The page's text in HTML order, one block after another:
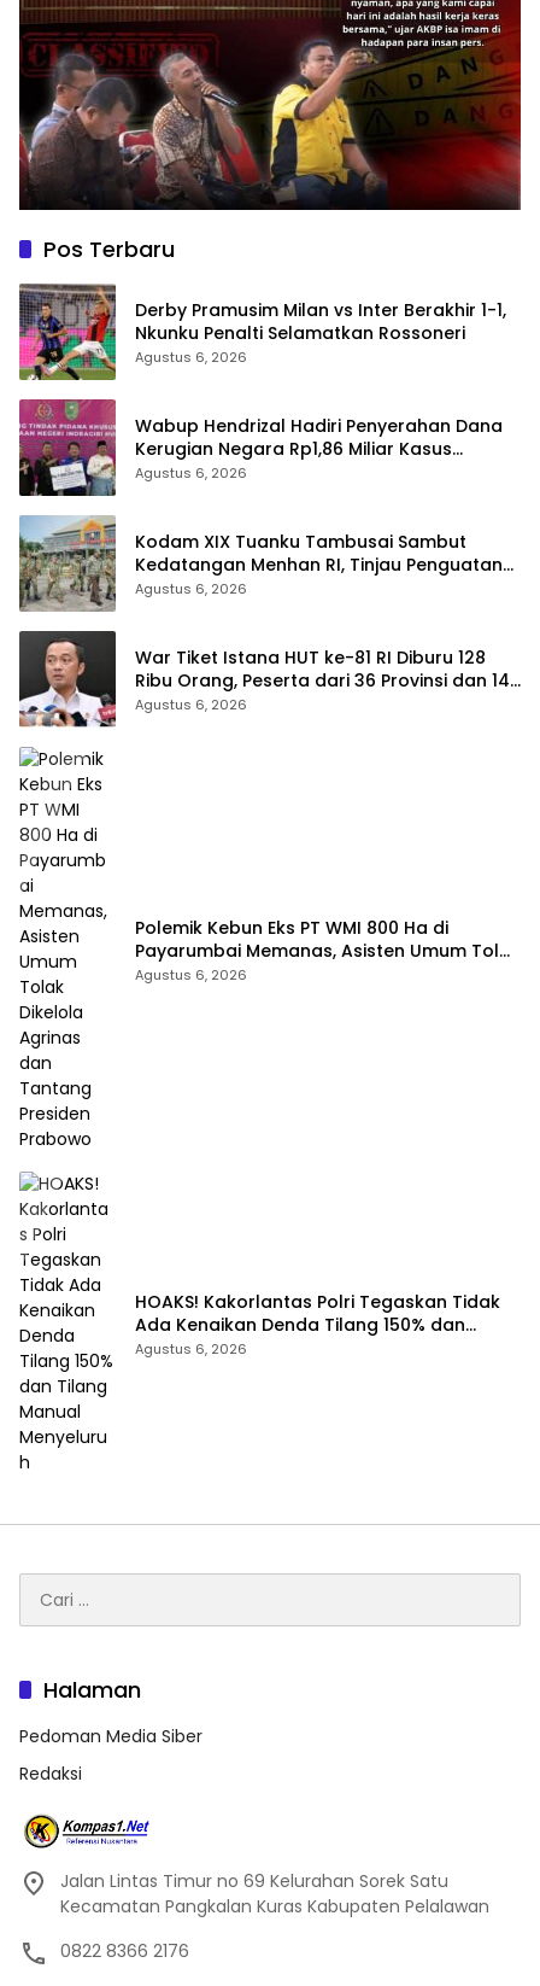
Pos Terbaru
Derby Pramusim Milan vs Inter Berakhir 1-1,
Nkunku Penalti Selamatkan Rossoneri
Agustus 6, 2026
Wabup Hendrizal Hadiri Penyerahan Dana
Kerugian Negara Rp1,86 Miliar Kasus
Korupsi BPR Indra Arta
Agustus 6, 2026
Kodam XIX Tuanku Tambusai Sambut
Kedatangan Menhan RI, Tinjau Penguatan
Yonif TP di Bengkalis dan Kampar
Agustus 6, 2026
War Tiket Istana HUT ke-81 RI Diburu 128
Ribu Orang, Peserta dari 36 Provinsi dan 14
Negara
Agustus 6, 2026
Polemik Kebun Eks PT WMI 800 Ha di
Payarumbai Memanas, Asisten Umum Tolak
Dikelola Agrinas dan Tantang Presiden
Agustus 6, 2026
HOAKS! Kakorlantas Polri Tegaskan Tidak
Ada Kenaikan Denda Tilang 150% dan
Tilang Manual Menyeluruh
Agustus 6, 2026
untuk:
Halaman
Pedoman Media Siber
Redaksi
Jalan Lintas Timur no 69 Kelurahan Sorek Satu
Kecamatan Pangkalan Kuras Kabupaten Pelalawan
0822 8366 2176